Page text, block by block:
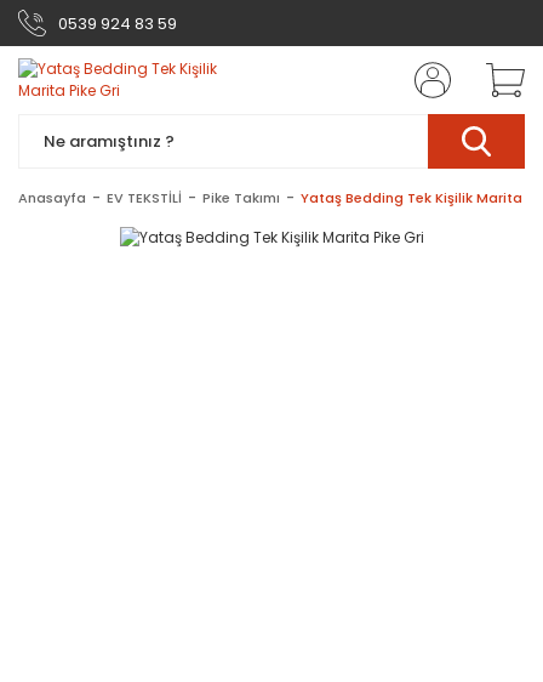
0539 924 83 59
Anasayfa EV TEKSTİLİ Pike Takımı Yataş Bedding Tek Kişilik Marita